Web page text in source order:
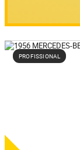
PROFISSIONAL